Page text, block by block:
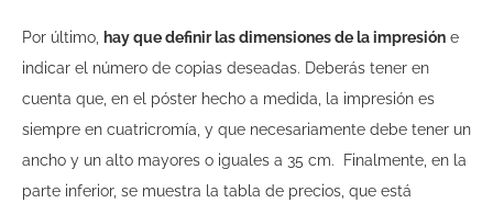
Por último, hay que definir las dimensiones de la impresión e
indicar el número de copias deseadas. Deberás tener en
cuenta que, en el póster hecho a medida, la impresión es
siempre en cuatricromía, y que necesariamente debe tener un
ancho y un alto mayores o iguales a 35 cm.
Finalmente, en la
parte inferior, se muestra la tabla de precios, que está